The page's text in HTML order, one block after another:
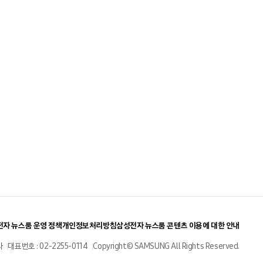
자 뉴스룸 운영 정책개인정보처리방침삼성전자 뉴스룸 콘텐츠 이용에 대한 안내
대표번호 : 02-2255-0114 Copyright© SAMSUNG All Rights Reserved.